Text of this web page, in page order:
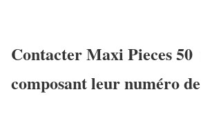
Contacter Maxi Pieces
composant leur numéro